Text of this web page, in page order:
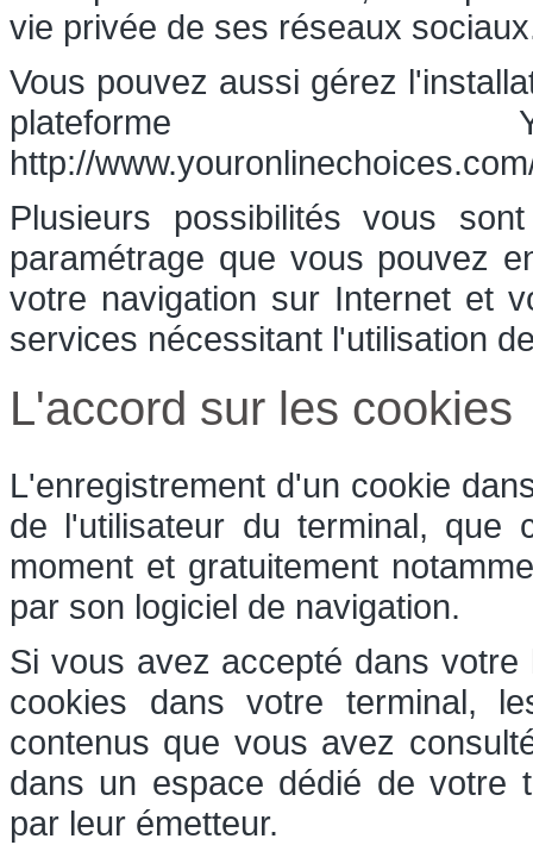
vie privée de ses réseaux
Vous pouvez aussi gérez
plateforme
http://
Plusieurs possibilités vous
paramétrage que vous pouvez
votre navigation sur Internet et
services nécessitant l'utilisation
L'accord sur les cookies
L'enregistrement d'un cookie
de l'utilisateur du terminal, que
moment et gratuitement
par son logiciel de navigation.
Si vous avez accepté dans
cookies dans votre terminal,
contenus que vous avez
dans un espace dédié de votre
par leur émetteur.